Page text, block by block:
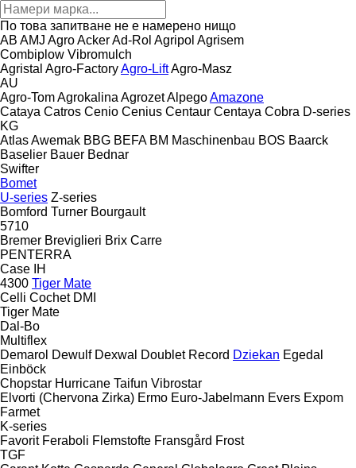
По това запитване не е намерено нищо
AB AMJ AgroAckerAd-Rol Agripol Agrisem
Combiplow Vibromulch
Agristal Agro-FactoryAgro-LiftAgro-Masz
AU
Agro-TomAgrokalina AgrozetAlpegoAmazone
Cataya Catros Cenio Cenius Centaur Centaya Cobra D-series
KG
AtlasAwemak BBG BEFA BM Maschinenbau BOS Baarck
Baselier Bauer Bednar
Swifter
Bomet
U-series Z-series
Bomford Turner Bourgault
5710
Bremer Breviglieri Brix Carre
PENTERRA
Case IH
4300 Tiger Mate
Celli Cochet DMI
Tiger Mate
Dal-Bo
Multiflex
Demarol Dewulf Dexwal Doublet Record Dziekan Egedal
Einböck
Chopstar Hurricane Taifun Vibrostar
Elvorti (Chervona Zirka) Ermo Euro-Jabelmann Evers Expom
Farmet
K-series
Favorit Feraboli Flemstofte Fransgård Frost
TGF